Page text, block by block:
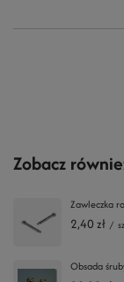
Zobacz
Zawleczka
2,40 zł /
Obsada